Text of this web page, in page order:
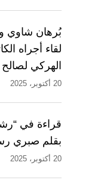
بُرهان شاوي
لقاء أجراه
الهركي
20 أكتوبر، 2025
قراءة في
بقلم صبري
20 أكتوبر، 2025